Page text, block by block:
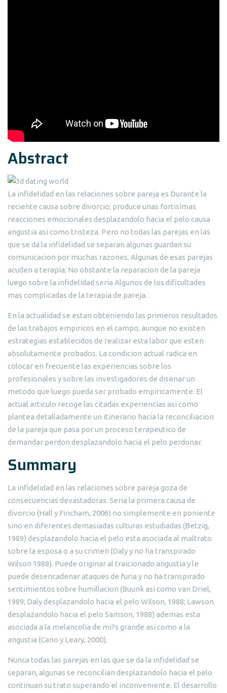
Abstract
La infidelidad en las relaciones sobre pareja es Durante la
reciente causa sobre divorcio; produce unas fortisimas
reacciones emocionales desplazandolo hacia el pelo causa
angustia asi como tristeza. Pero no todas las parejas en las
que se da la infidelidad se separan algunas guardan su
comunicacion por muchas razones. Algunas de esas parejas
acuden a terapia; No obstante la reparacion de la pareja
luego sobre la infidelidad seria Algunos de los dificultades
mas complicadas de la terapia de pareja.
En la actualidad se estan obteniendo las primeros resultados
de las trabajos empiricos en el campo; aunque no existen
estrategias establecidos de realizar esta labor que esten
absolutamente probados. La condicion actual radica en
colocar en frecuente las experiencias sobre los
profesionales y sobre las investigadores de disenar un
metodo que luego pueda ser probado empiricamente. El
actual articulo recoge las citadas experiencias asi como
plantea detalladamente un itinerario hacia la reconciliacion
de la pareja que pasa por un proceso terapeutico de
demandar perdon desplazandolo hacia el pelo perdonar.
Summary
La infidelidad en las relaciones sobre pareja goza de
consecuencias devastadoras. Seria la primera causa de
divorcio (Hall y Fincham, 2006) no simplemente en poniente
sino en diferentes demasiadas culturas estudiadas (Betzig,
1989) desplazandolo hacia el pelo esta asociada al maltrato
sobre la esposa o a su crimen (Daly y no ha transpirado
Wilson 1988). Puede originar al traicionado angustia y le
puede desencadenar ataques de furia y no ha transpirado
sentimientos sobre humillacion (Buunk asi como van Driel,
1989; Daly desplazandolo hacia el pelo Wilson, 1988; Lawson
desplazandolo hacia el pelo Samson, 1988) ademas esta
asociada a la melancolia de mi?s grande asi como a la
angustia (Cano y Leary, 2000).
Nunca todas las parejas en las que se da la infidelidad se
separan, algunas se reconcilian desplazandolo hacia el pelo
continuan su trato superando el inconveniente. El desarrollo